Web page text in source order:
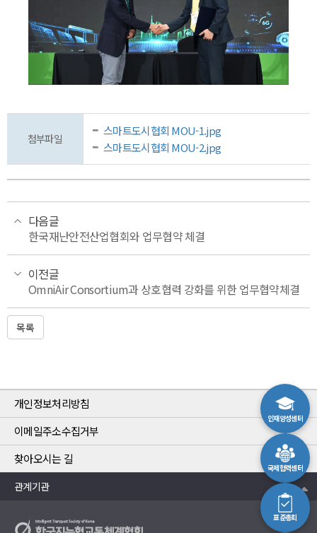
첨부파일
스마트도시협회 MOU-1.jpg
스마트도시협회 MOU-2.jpg
다음글
한국재난안전산업협회와 업무협약 체결
이전글
OmniAir Consortium과 상호협력 강화를 위한 업무협약체결
목록
개인정보처리방침
이메일주소수집거부
찾아오시는 길
관계기관
인재양성센터
국제협력센터
표준총회